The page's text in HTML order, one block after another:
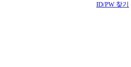
ID/PW 찾기